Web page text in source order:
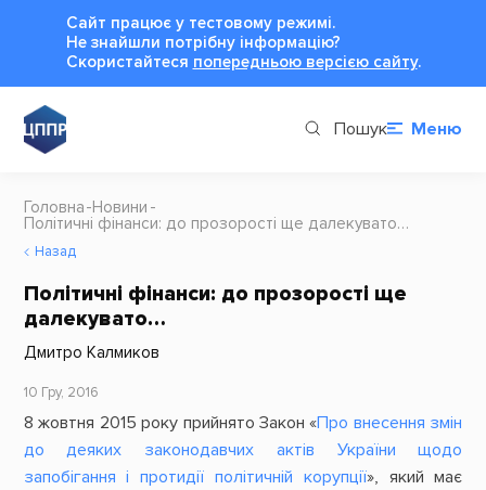
Сайт працює у тестовому режимі.
Не знайшли потрібну інформацію?
Cкористайтеся попередньою версією сайту.
Пошук Меню
Головна Новини
Політичні фінанси: до прозорості ще далекувато…
Назад
Політичні фінанси: до прозорості ще
далекувато…
Дмитро Калмиков
10 Гру, 2016
8 жовтня 2015 року прийнято Закон «Про внесення змін
до деяких законодавчих актів України щодо
запобігання і протидії політичній корупції», який має